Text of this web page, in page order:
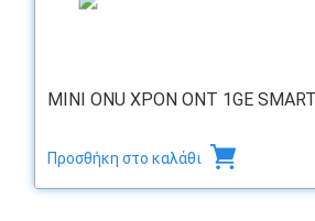
MINI ONU XPON ONT 1GE
Προσθήκη στο καλάθι